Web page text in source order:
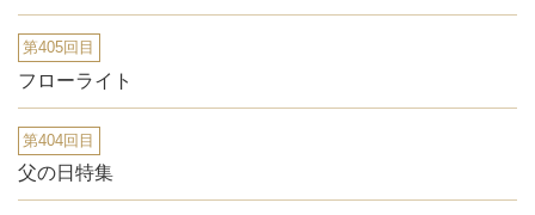
第405回目
フローライト
第404回目
父の日特集